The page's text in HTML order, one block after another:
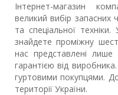
Інтернет-магазин
великий вибір запасних
та спеціальної
знайдете проміжну
нас представлені лише
гарантією від
гуртовими покупцями.
території України.